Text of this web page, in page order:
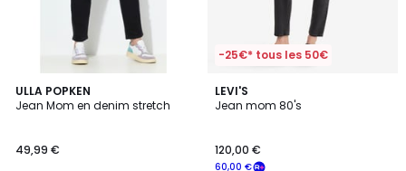
ULLA POPKEN
Jean Mom en denim stretch
49,99 €
5
/
2
Couleurs
-25€* tous les 50€
LEVI'S
Jean mom 80's
60,00 €
120,00 €
4,5
/ 5
4
Couleurs